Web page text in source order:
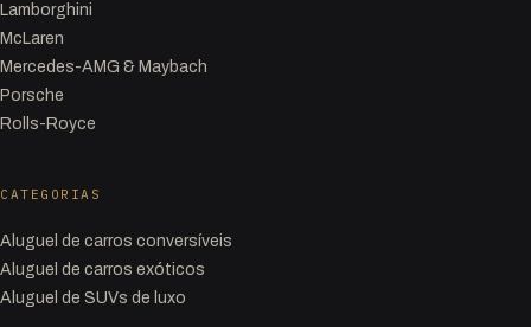
Lamborghini
McLaren
Mercedes-AMG & Maybach
Porsche
Rolls-Royce
CATEGORIAS
Aluguel de carros conversíveis
Aluguel de carros exóticos
Aluguel de SUVs de luxo